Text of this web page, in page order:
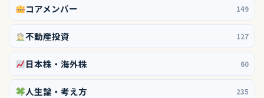
コアメンバー 149
不動産投資 127
日本株・海外株 60
人生論・考え方 235